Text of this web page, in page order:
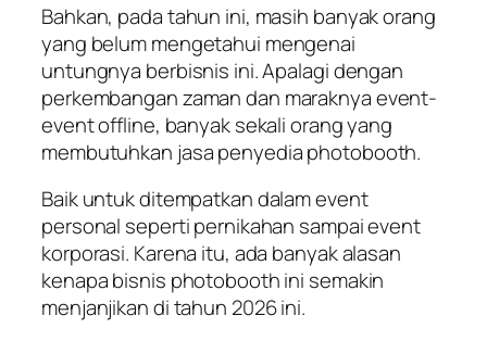
Bahkan, pada tahun ini, masih banyak orang
yang belum mengetahui mengenai
untungnya berbisnis ini. Apalagi dengan
perkembangan zaman dan maraknya event-
event offline, banyak sekali orang yang
membutuhkan jasa penyedia photobooth.
Baik untuk ditempatkan dalam event
personal seperti pernikahan sampai event
korporasi. Karena itu, ada banyak alasan
kenapa bisnis photobooth ini semakin
menjanjikan di tahun 2026 ini.